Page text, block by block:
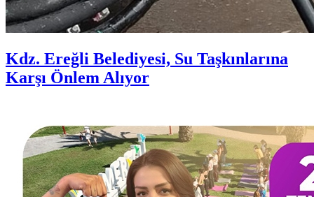
Kdz. Ereğli Belediyesi, Su Taşkınlarına
Karşı Önlem Alıyor